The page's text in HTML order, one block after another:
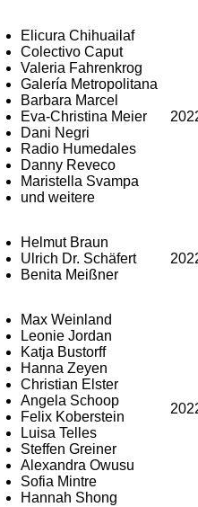
Elicura Chihuailaf
Colectivo Caput
Valeria Fahrenkrog
Galería Metropolitana
Barbara Marcel
Eva-Christina Meier
Dani Negri
Radio Humedales
Danny Reveco
Maristella Svampa
und weitere
Helmut Braun
Ulrich Dr. Schäfert
Benita Meißner
Max Weinland
Leonie Jordan
Katja Bustorff
Hanna Zeyen
Christian Elster
Angela Schoop
Felix Koberstein
Luisa Telles
Steffen Greiner
Alexandra Owusu
Sofia Mintre
Hannah Shong